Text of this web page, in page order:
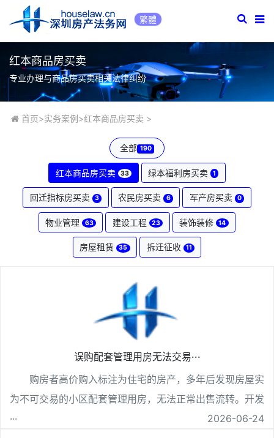
繁體
红本商品房买卖
专业办理与商品房买卖相关法律纠纷
首页>实务案例 >红本商品房买卖 >
全部 190
红本商品房买卖 33 绿本福利房买卖 1
回迁指标房买卖 3 农民房买卖 6 军产房买卖 0
物业管理 63 建设工程 23 装饰装修 14
房屋租赁 35 拆迁征收 11
误购配套管理用房无法交易···
购房者高价购入标注为住宅的房产，多年后发现房屋实
为不可交易的小区配套管理用房，无法正常出售流转。开发
···
2026-06-24